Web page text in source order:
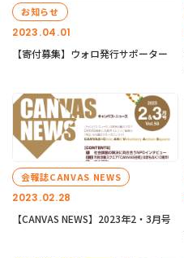
2023.04.01
お知らせ
【寄付募集】ウォロ発行サポーター
2023.02.28
会報誌CANVAS NEWS
【CANVAS NEWS】2023年2・3月号